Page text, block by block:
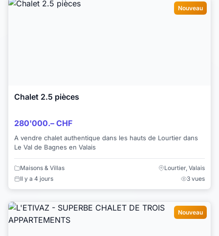
Nouveau
Chalet 2.5 pièces
280'000.– CHF
A vendre chalet authentique dans les hauts de Lourtier dans
Le Val de Bagnes en Valais
Maisons & Villas
Lourtier, Valais
Il y a 4 jours
3 vues
Nouveau